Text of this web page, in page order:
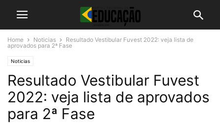
Home Noticias
Resultado Vestibular Fuvest 2022: veja lista de
aprovados para 2ª Fase
Noticias
Resultado Vestibular Fuvest
2022: veja lista de aprovados
para 2ª Fase